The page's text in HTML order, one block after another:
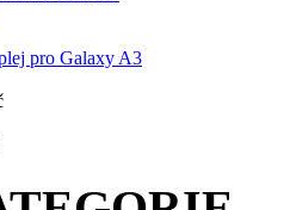
pro Galaxy A3